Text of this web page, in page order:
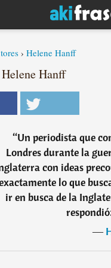
› Helene Hanff
Hanff
“Un periodista que
Londres durante la
con ideas
lo que
ir en busca de la
―